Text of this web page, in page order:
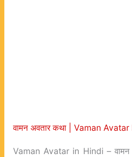
वामन अवतार कथा | Vaman
Vaman Avatar in Hindi – वामन